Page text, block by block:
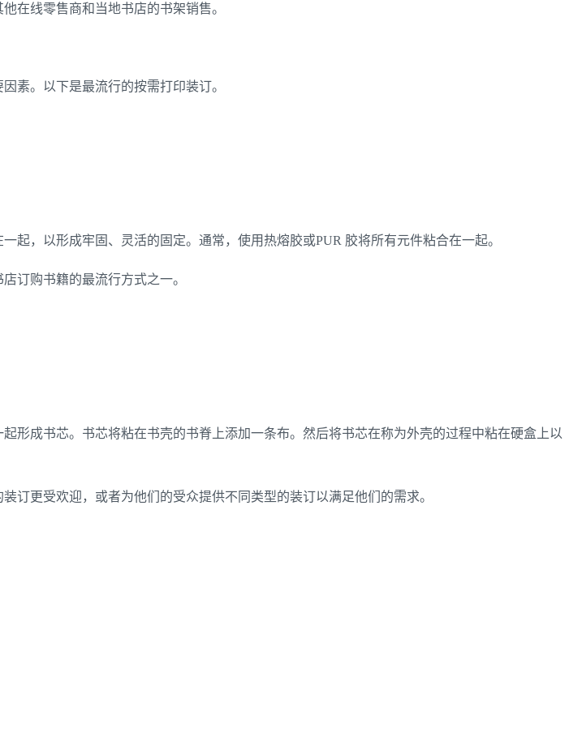
在线零售商和当地书店的书架销售。
素。以下是最流行的按需打印装订。
，以形成牢固、灵活的固定。通常，使用热熔胶或PUR 胶将所有元件粘合在一起。
订购书籍的最流行方式之一。
形成书芯。书芯将粘在书壳的书脊上添加一条布。然后将书芯在称为外壳的过程中粘在硬盒上以
订更受欢迎，或者为他们的受众提供不同类型的装订以满足他们的需求。